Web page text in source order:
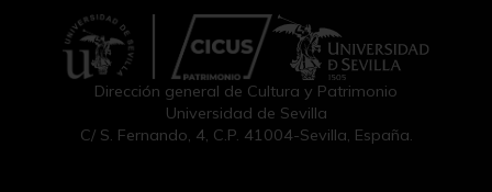
Dirección general de Cultura y Patrimonio
Universidad de Sevilla
C/ S. Fernando, 4, C.P. 41004-Sevilla, España.